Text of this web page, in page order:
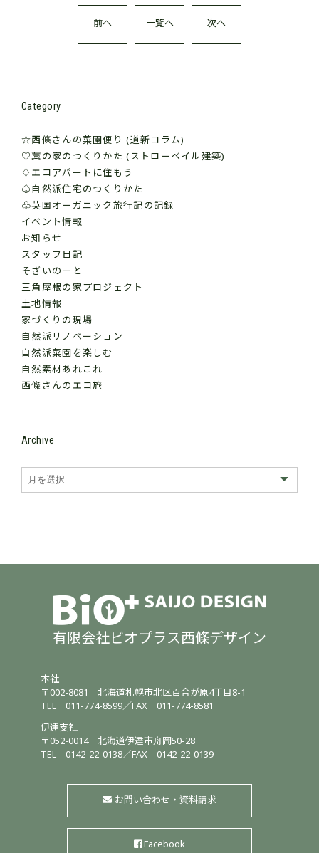
前へ 一覧へ 次へ
Category
☆西條さんの菜園便り (道新コラム)
♡藁の家のつくりかた (ストローベイル建築)
♢エコアパートに住もう
♤自然派住宅のつくりかた
♧英国オーガニック旅行記の記録
イベント情報
お知らせ
スタッフ日記
そざいのーと
三角屋根の家プロジェクト
土地情報
家づくりの現場
自然派リノベーション
自然派菜園を楽しむ
自然素材あれこれ
西條さんのエコ旅
Archive
有限会社ビオプラス西條デザイン
本社
〒002-8081北海道札幌市北区百合が原4丁目8-1
TEL011-774-8599／FAX 011-774-8581
伊達支社
〒052-0014北海道伊達市舟岡50-28
TEL0142-22-0138／FAX 0142-22-0139
お問い合わせ・資料請求
Facebook